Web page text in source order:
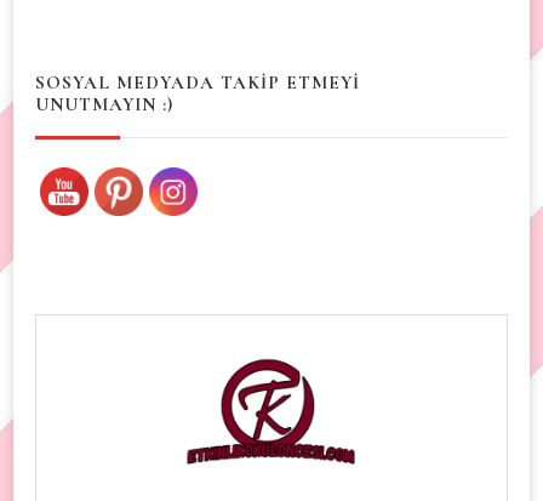
SOSYAL MEDYADA TAKİP ETMEYİ
UNUTMAYIN :)